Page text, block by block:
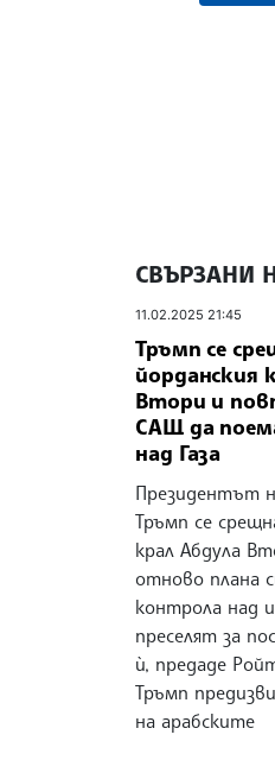
СВЪРЗАНИ
11.02.2025 21:45
Тръмп се
йорданския
Втори и
САЩ да
над Газа
Президентът
Тръмп се
крал Абдула
отново плана
контрола над
преселят за
ѝ, предаде
Тръмп
на арабските